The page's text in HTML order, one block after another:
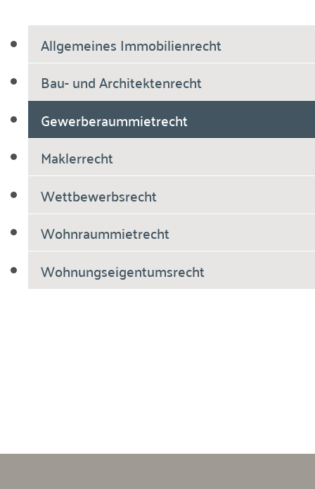
Allgemeines Immobilienrecht
Bau- und Architektenrecht
Gewerberaummietrecht
Maklerrecht
Wettbewerbsrecht
Wohnraummietrecht
Wohnungseigentumsrecht